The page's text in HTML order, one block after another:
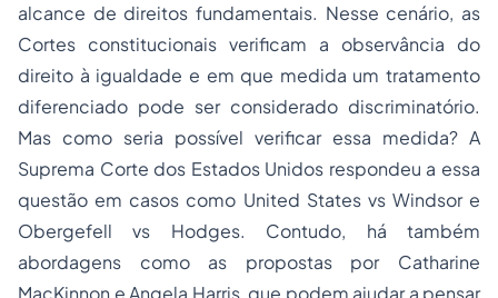
alcance de direitos fundamentais. Nesse cenário, as
Cortes constitucionais verificam a observância do
direito à igualdade e em que medida um tratamento
diferenciado pode ser considerado discriminatório.
Mas como seria possível verificar essa medida? A
Suprema Corte dos Estados Unidos respondeu a essa
questão em casos como United States vs Windsor e
Obergefell vs Hodges. Contudo, há também
abordagens como as propostas por Catharine